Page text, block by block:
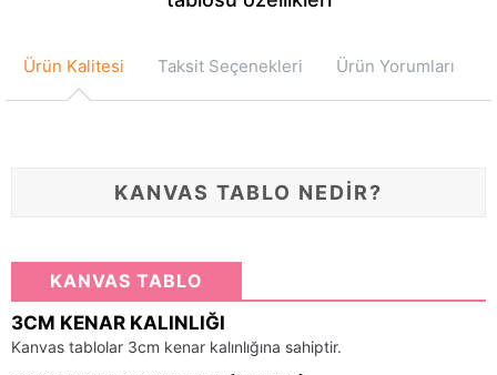
Ürün Kalitesi Taksit Seçenekleri Ürün Yorumları
KANVAS TABLO NEDİR?
KANVAS TABLO
3CM KENAR KALINLIĞI
Kanvas tablolar 3cm kenar kalınlığına sahiptir.